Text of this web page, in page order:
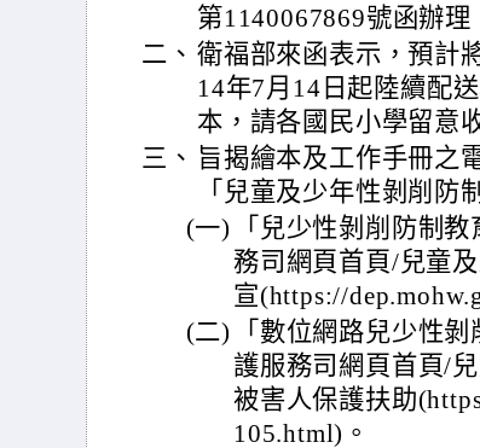
第1140067869號函辦理
二、 衛福部來函表示，預計
14年7月14日起陸續配
本，請各國民小學留意
三、 旨揭繪本及工作手冊之
「兒童及少年性剝削防
(一)
「兒少性剝削防制
務司網頁首頁/兒童
宣(https://
(二)
「數位網路兒少性
護服務司網頁首頁/
被害人保護扶助
105.html)。